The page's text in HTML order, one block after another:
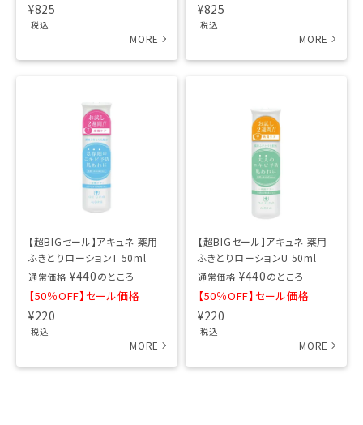
¥825
税込
¥825
税込
【超BIGセール】アキュネ 薬用
ふきとりローションT 50ml
通常価格 ¥440のところ
【50％OFF】セール価格
¥220
税込
【超BIGセール】アキュネ 薬用
ふきとりローションU 50ml
通常価格 ¥440のところ
【50％OFF】セール価格
¥220
税込